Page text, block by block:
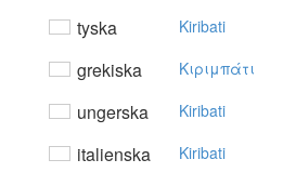
tyska Kiribati
grekiska Kιριμπάτι
ungerska Kiribati
italienska Kiribati